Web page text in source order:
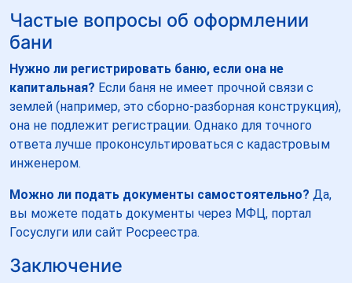
Частые вопросы об оформлении
бани
Нужно ли регистрировать баню, если она не
капитальная? Если баня не имеет прочной связи с
землей (например, это сборно-разборная конструкция),
она не подлежит регистрации. Однако для точного
ответа лучше проконсультироваться с кадастровым
инженером.
Можно ли подать документы самостоятельно? Да,
вы можете подать документы через МФЦ, портал
Госуслуги или сайт Росреестра.
Заключение